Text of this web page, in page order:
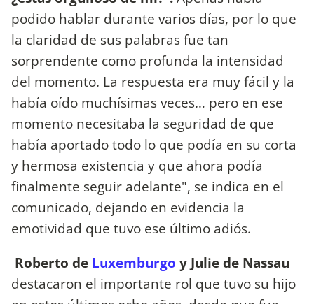
podido hablar durante varios días, por lo que
la claridad de sus palabras fue tan
sorprendente como profunda la intensidad
del momento. La respuesta era muy fácil y la
había oído muchísimas veces… pero en ese
momento necesitaba la seguridad de que
había aportado todo lo que podía en su corta
y hermosa existencia y que ahora podía
finalmente seguir adelante", se indica en el
comunicado, dejando en evidencia la
emotividad que tuvo ese último adiós.
Roberto de Luxemburgo y Julie de Nassau
destacaron el importante rol que tuvo su hijo